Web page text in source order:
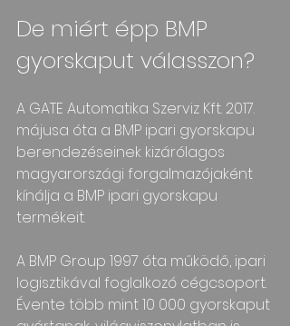
De miért épp BMP
gyorskaput válasszon?
A GATE Automatika Szerviz Kft. 2017.
májusa óta a BMP ipari gyorskapu
berendezéseinek kizárólagos
magyarországi forgalmazójaként
kínálja a BMP ipari gyorskapu
termékeit.
A BMP Group 1997 óta működő, ipari
logisztikával foglalkozó cégcsoport.
Évente több mint 10 000 gyorskaput